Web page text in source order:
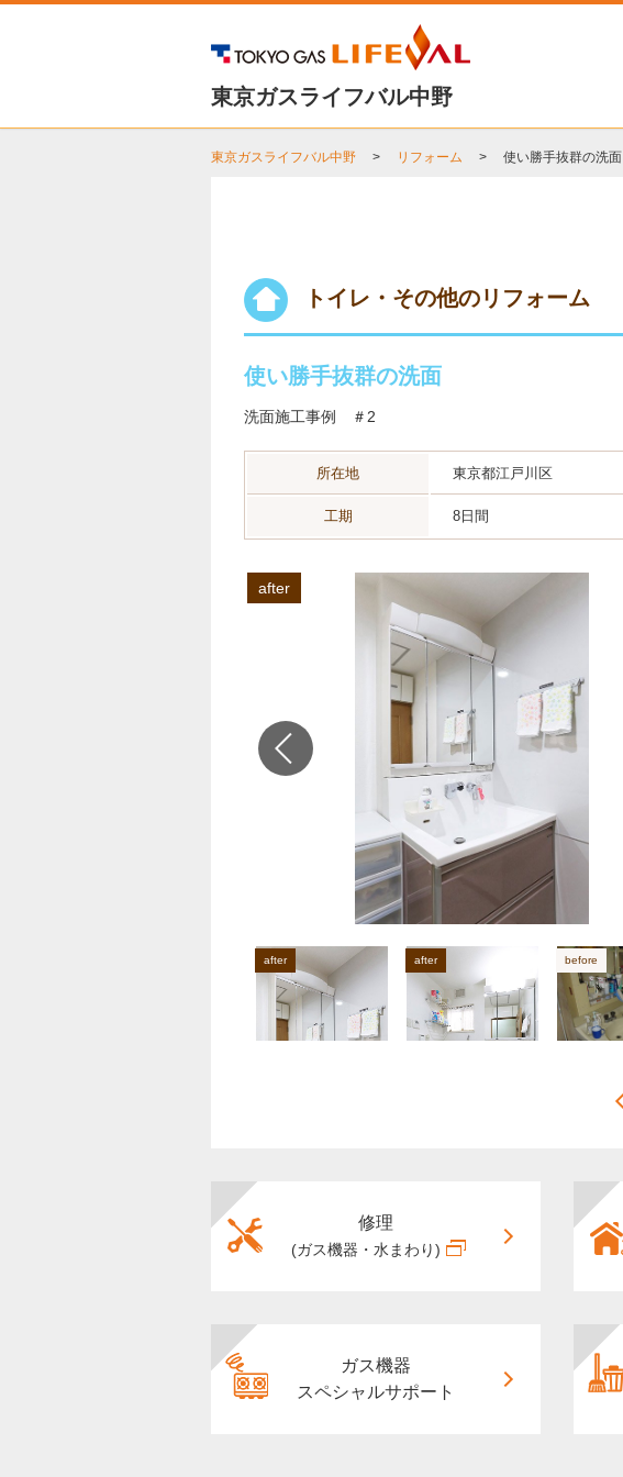
東京ガスライフバル中野
東京ガスライフバル中野 リフォーム 使い勝手抜群の洗面
トイレ・その他のリフォーム
使い勝手抜群の洗面
洗面施工事例 ＃2
所在地 東京都江戸川区
工期 8日間
修理
(ガス機器・水まわり)
ガス機器
スペシャルサポート